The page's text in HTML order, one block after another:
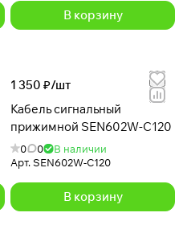
В корзину
1 350 ₽/шт
Кабель сигнальный
прижимной SEN602W-C120
0 0
В наличии
Арт.SEN602W-C120
В корзину